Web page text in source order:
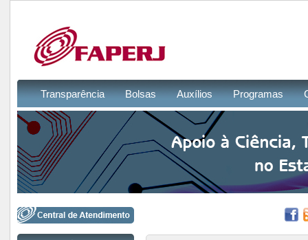
Transparência Bolsas Auxílios Programas